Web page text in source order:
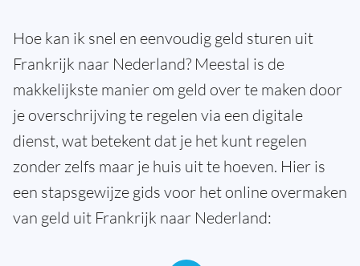
Hoe kan ik snel en eenvoudig geld sturen uit
Frankrijk naar Nederland? Meestal is de
makkelijkste manier om geld over te maken door
je overschrijving te regelen via een digitale
dienst, wat betekent dat je het kunt regelen
zonder zelfs maar je huis uit te hoeven. Hier is
een stapsgewijze gids voor het online overmaken
van geld uit Frankrijk naar Nederland: